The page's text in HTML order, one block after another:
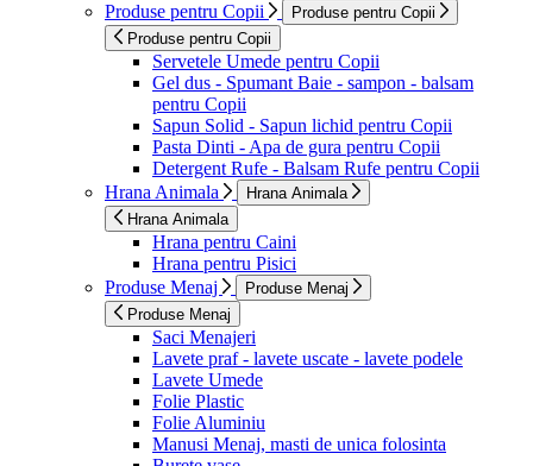
Produse pentru Copii
Produse pentru Copii
Produse pentru Copii
Servetele Umede pentru Copii
Gel dus - Spumant Baie - sampon - balsam
pentru Copii
Sapun Solid - Sapun lichid pentru Copii
Pasta Dinti - Apa de gura pentru Copii
Detergent Rufe - Balsam Rufe pentru Copii
Hrana Animala
Hrana Animala
Hrana Animala
Hrana pentru Caini
Hrana pentru Pisici
Produse Menaj
Produse Menaj
Produse Menaj
Saci Menajeri
Lavete praf - lavete uscate - lavete podele
Lavete Umede
Folie Plastic
Folie Aluminiu
Manusi Menaj, masti de unica folosinta